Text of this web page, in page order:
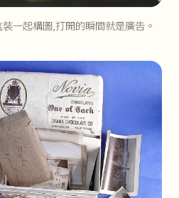
一起構圖,打開的瞬間就是廣告。